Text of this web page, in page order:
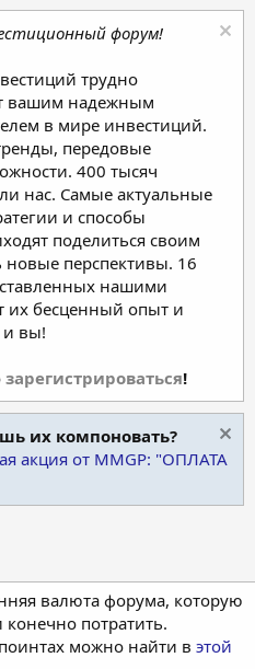
форум!
трудно
вашим надежным
в мире инвестиций.
передовые
400 тысяч
нас. Самые актуальные
и способы
поделиться своим
перспективы. 16
нашими
их бесценный опыт и
и вы!
зарегистрироваться!
их компоновать?
акция от MMGP: "ОПЛАТА
валюта форума, которую
потратить.
можно найти в этой